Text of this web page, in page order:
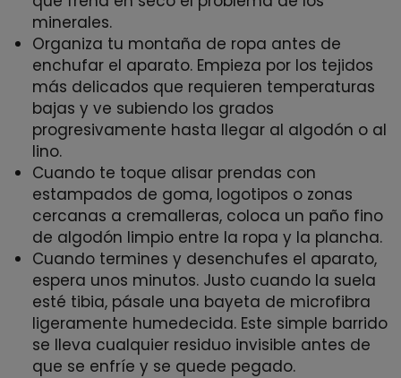
minerales.
Organiza tu montaña de ropa antes de
enchufar el aparato. Empieza por los tejidos
más delicados que requieren temperaturas
bajas y ve subiendo los grados
progresivamente hasta llegar al algodón o al
lino.
Cuando te toque alisar prendas con
estampados de goma, logotipos o zonas
cercanas a cremalleras, coloca un paño fino
de algodón limpio entre la ropa y la plancha.
Cuando termines y desenchufes el aparato,
espera unos minutos. Justo cuando la suela
esté tibia, pásale una bayeta de microfibra
ligeramente humedecida. Este simple barrido
se lleva cualquier residuo invisible antes de
que se enfríe y se quede pegado.